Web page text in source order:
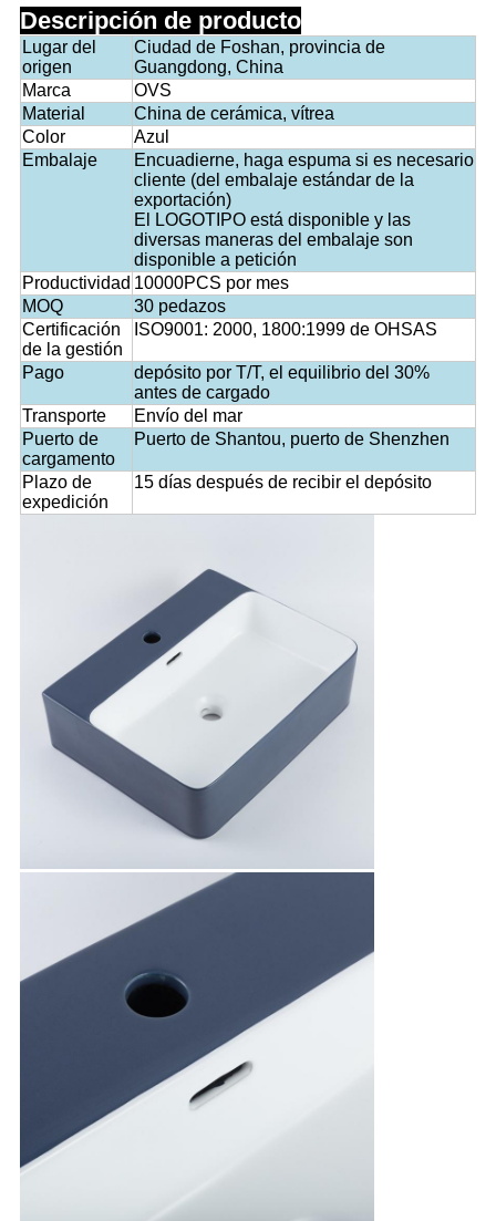
Descripción de producto
Lugar del
origen
Ciudad de Foshan, provincia de
Guangdong, China
Marca
OVS
Material
China de cerámica, vítrea
Color
Azul
Embalaje
Encuadierne, haga espuma si es necesario
cliente (del embalaje estándar de la
exportación)
El LOGOTIPO está disponible y las
diversas maneras del embalaje son
disponible a petición
Productividad 10000PCS por mes
MOQ
30 pedazos
Certificación
de la gestión
ISO9001: 2000, 1800:1999 de OHSAS
Pago
depósito por T/T, el equilibrio del 30%
antes de cargado
Transporte
Envío del mar
Puerto de
cargamento
Puerto de Shantou, puerto de Shenzhen
Plazo de
expedición
15 días después de recibir el depósito